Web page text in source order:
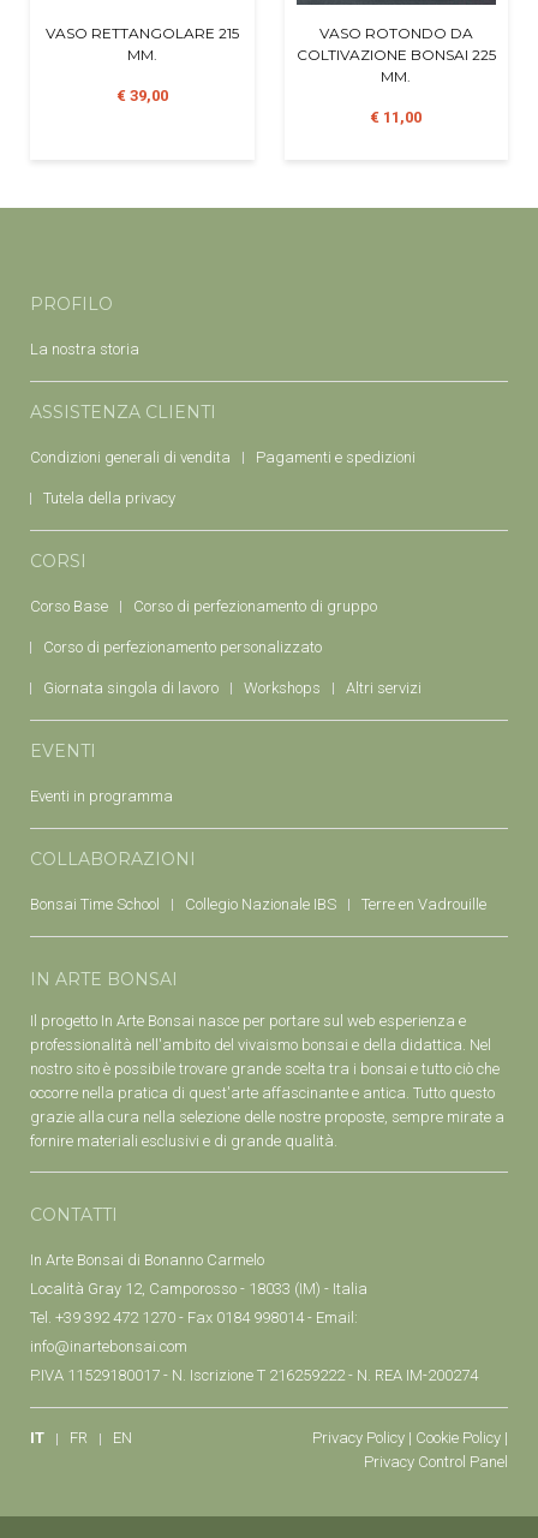
VASO RETTANGOLARE 215
MM.
€ 39,00
VASO ROTONDO DA
COLTIVAZIONE BONSAI 225
MM.
€ 11,00
PROFILO
La nostra storia
ASSISTENZA CLIENTI
Condizioni generali di vendita Pagamenti e spedizioni
Tutela della privacy
CORSI
Corso Base Corso di perfezionamento di gruppo
Corso di perfezionamento personalizzato
Giornata singola di lavoro Workshops Altri servizi
EVENTI
Eventi in programma
COLLABORAZIONI
Bonsai Time School Collegio Nazionale IBS Terre en Vadrouille
IN ARTE BONSAI
Il progetto In Arte Bonsai nasce per portare sul web esperienza e
professionalità nell'ambito del vivaismo bonsai e della didattica. Nel
nostro sito è possibile trovare grande scelta tra i bonsai e tutto ciò che
occorre nella pratica di quest'arte affascinante e antica. Tutto questo
grazie alla cura nella selezione delle nostre proposte, sempre mirate a
fornire materiali esclusivi e di grande qualità.
CONTATTI
In Arte Bonsai di Bonanno Carmelo
Località Gray 12, Camporosso - 18033 (IM) - Italia
Tel. +39 392 472 1270 - Fax 0184 998014 - Email:
info@inartebonsai.com
P.IVA 11529180017 - N. Iscrizione T 216259222 - N. REA IM-200274
IT FR EN Privacy Policy | Cookie Policy |
Privacy Control Panel